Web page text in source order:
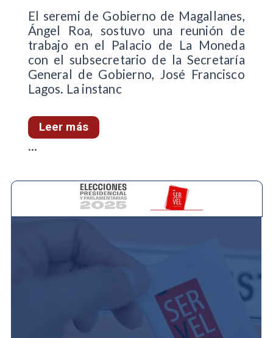
El seremi de Gobierno de Magallanes,
Ángel Roa, sostuvo una reunión de
trabajo en el Palacio de La Moneda
con el subsecretario de la Secretaría
General de Gobierno, José Francisco
Lagos. La instanc
Leer más
...